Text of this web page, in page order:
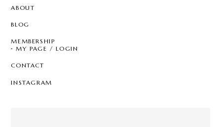
ABOUT
BLOG
MEMBERSHIP
MY PAGE / LOGIN
CONTACT
INSTAGRAM